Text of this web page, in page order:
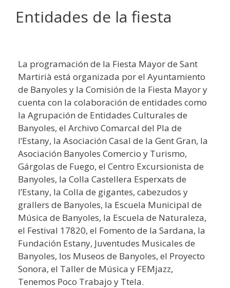
Entidades de la fiesta
La programación de la Fiesta Mayor de Sant
Martirià está organizada por el Ayuntamiento
de Banyoles y la Comisión de la Fiesta Mayor y
cuenta con la colaboración de entidades como
la Agrupación de Entidades Culturales de
Banyoles, el Archivo Comarcal del Pla de
l’Estany, la Asociación Casal de la Gent Gran, la
Asociación Banyoles Comercio y Turismo,
Gárgolas de Fuego, el Centro Excursionista de
Banyoles, la Colla Castellera Esperxats de
l’Estany, la Colla de gigantes, cabezudos y
grallers de Banyoles, la Escuela Municipal de
Música de Banyoles, la Escuela de Naturaleza,
el Festival 17820, el Fomento de la Sardana, la
Fundación Estany, Juventudes Musicales de
Banyoles, los Museos de Banyoles, el Proyecto
Sonora, el Taller de Música y FEMjazz,
Tenemos Poco Trabajo y Ttela.